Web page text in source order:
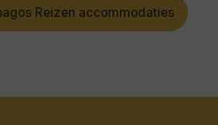
Reizen accommodaties